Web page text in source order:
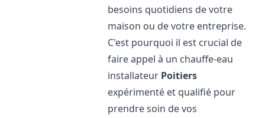
besoins quotidiens de votre
maison ou de votre entreprise.
C'est pourquoi il est crucial de
faire appel à un chauffe-eau
installateur Poitiers
expérimenté et qualifié pour
prendre soin de vos